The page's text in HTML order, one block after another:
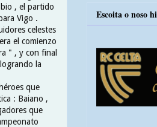
, el partido
Vigo .
celestes
el comienzo
" , y con final
la
que
: Baiano ,
que
Escoita o noso